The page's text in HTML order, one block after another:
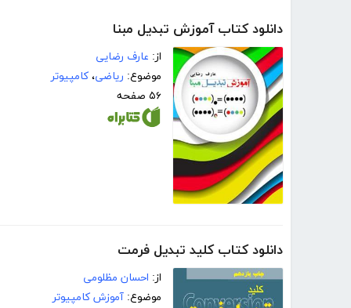
دانلود کتاب آموزش تبدیل مبنا
از: عارف رضایی
موضوع: ریاضی، کامپیوتر
۵۶ صفحه
دانلود کتاب کلید تبدیل فرمت
از: احسان مظلومی
موضوع: آموزش کامپیوتر